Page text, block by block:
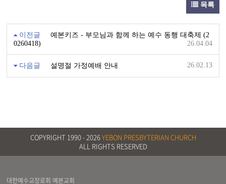
목록
이전글
예본키즈 - 부모님과 함께 하는 예수 동행 대축제 (2
0260418)
26.04.04
다음글 설명절 가정예배 안내 26.02.13
COPYRIGHT 1990 -2026YEBON PRESBYTERIAN CHURCH
ALL RIGHTS RESERVED
대한예수교장로회 예본교회